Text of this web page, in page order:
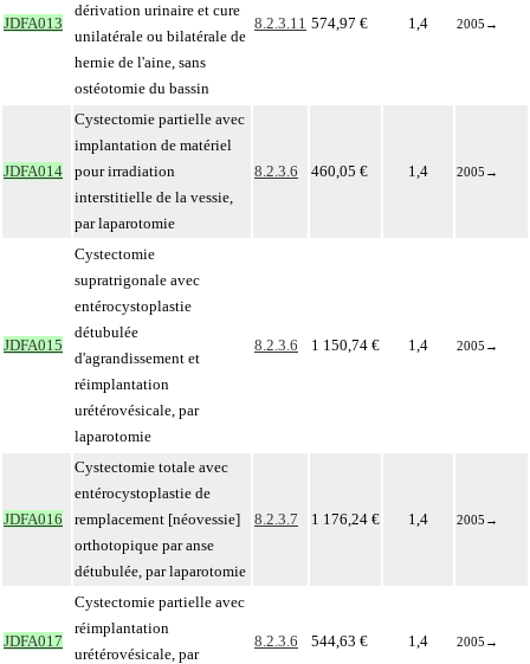
JDFA013
dérivation urinaire et cure
unilatérale ou bilatérale de
hernie de l'aine, sans
ostéotomie du bassin
8.2.3.11 574,97 € 1,4 2005 →
JDFA014
Cystectomie partielle avec
implantation de matériel
pour irradiation
interstitielle de la vessie,
par laparotomie
8.2.3.6 460,05 € 1,4 2005 →
JDFA015
Cystectomie
supratrigonale avec
entérocystoplastie
détubulée
d'agrandissement et
réimplantation
urétérovésicale, par
laparotomie
8.2.3.6 1 150,74 € 1,4 2005 →
JDFA016
Cystectomie totale avec
entérocystoplastie de
remplacement [néovessie]
orthotopique par anse
détubulée, par laparotomie
8.2.3.7 1 176,24 € 1,4 2005 →
JDFA017
Cystectomie partielle avec
réimplantation
urétérovésicale, par
8.2.3.6 544,63 € 1,4 2005 →